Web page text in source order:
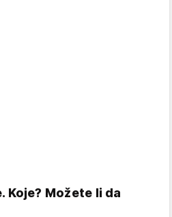
Koje? Možete li da